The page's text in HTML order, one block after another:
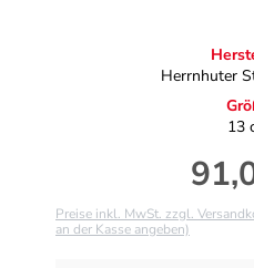
Herrnhuter
13
Preise inkl. MwSt. zzgl.
an der Kasse angeben)